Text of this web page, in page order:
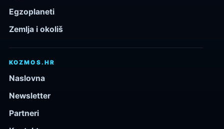
Egzoplaneti
Zemlja i okoliš
KOZMOS.HR
Naslovna
Newsletter
Partneri